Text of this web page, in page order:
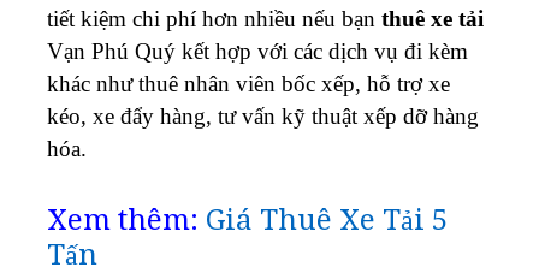
tiết kiệm chi phí hơn nhiều nếu bạn thuê xe tải
Vạn Phú Quý kết hợp với các dịch vụ đi kèm
khác như thuê nhân viên bốc xếp, hỗ trợ xe
kéo, xe đẩy hàng, tư vấn kỹ thuật xếp dỡ hàng
hóa.
Xem thêm: Giá Thuê Xe Tải 5
Tấn